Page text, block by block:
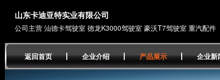
山东卡迪亚特实业有限公司
公司主营 汕德卡驾驶室 德龙K3000驾驶室 豪沃T7驾驶室 重汽配件
返回首页 企业介绍 产品展示 企业新